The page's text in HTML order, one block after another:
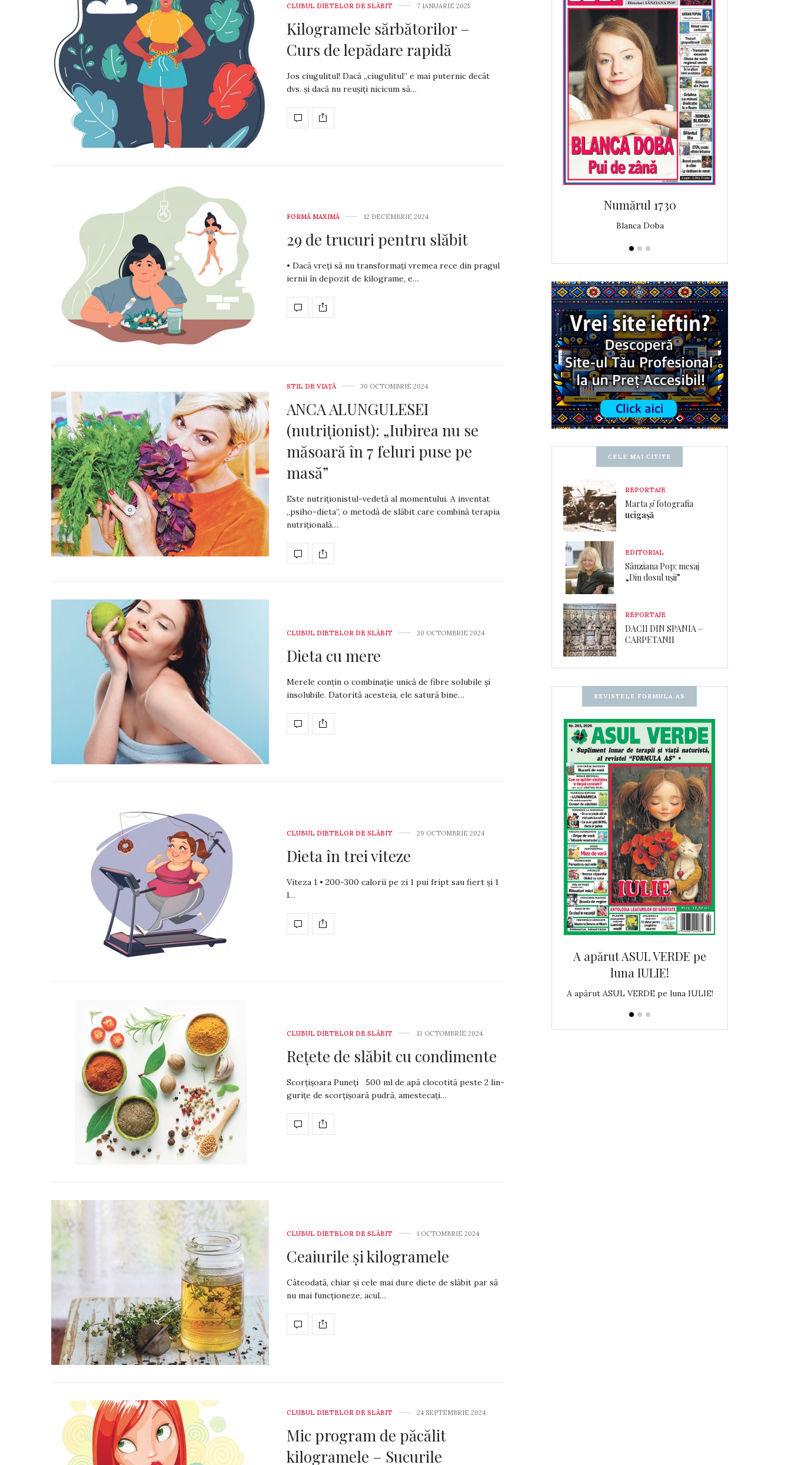
CLUBUL DIETELOR DE SLĂBIT 7 IANUARIE 2025
Kilogramele sărbătorilor –
Curs de lepădare rapidă
Jos ciugulitul! Dacă „ciugulitul” e mai puter­nic decât
dvs. și dacă nu reușiți nicicum să…
FORMĂ MAXIMĂ 12 DECEMBRIE 2024
29 de trucuri pentru slăbit
• Dacă vreți să nu transformați vremea rece din pragul
iernii în depozit de kilograme, e…
STIL DE VIA­ŢĂ 30 OCTOMBRIE 2024
ANCA ALUNGULESEI
(nutriționist): „Iubirea nu se
măsoară în 7 feluri puse pe
masă”
Este nutriționistul-vedetă al momentului. A inventat
„psiho-dieta”, o metodă de slăbit care combină terapia
nutrițională…
CLUBUL DIETELOR DE SLĂBIT 30 OCTOMBRIE 2024
Dieta cu mere
Merele conțin o combinație unică de fibre solubile și
insolubile. Dato­ri­tă acesteia, ele sa­tură bine…
CLUBUL DIETELOR DE SLĂBIT 29 OCTOMBRIE 2024
Dieta în trei viteze
Viteza 1 • 200-300 calorii pe zi 1 pui fript sau fiert și 1
l…
CLUBUL DIETELOR DE SLĂBIT 13 OCTOMBRIE 2024
Rețete de slăbit cu condimente
Scorţişoara Puneţi 500 ml de apă clo­co­tită peste 2 lin­
guriţe de scorţişoară pu­dră, amestecaţi…
CLUBUL DIETELOR DE SLĂBIT 1 OCTOMBRIE 2024
Ceaiurile și kilogramele
Câteodată, chiar şi ce­le mai dure diete de slă­bit par să
nu mai func­ţio­neze, acul…
CLUBUL DIETELOR DE SLĂBIT 24 SEPTEMBRIE 2024
Mic program de păcălit
kilogramele – Sucurile
Numărul 1730
Blanca Doba
CELE MAI CITITE
REPORTAJE
Martașifotografia
ucigașă
EDITORIAL
Sânziana Pop: mesaj
„Din dosul ușii”
REPORTAJE
DACII DIN SPANIA –
CARPETANII
REVISTELE FORMULA AS
A apărut ASUL VERDE pe
luna IULIE!
A apărut ASUL VERDE pe luna IULIE!